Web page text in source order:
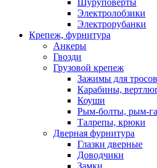
Электролобзики
Электрорубанки
Крепеж, фурнитура
Анкеры
Гвозди
Грузовой крепеж
Зажимы для
Карабины,
Коуши
Рым-болты, рым-
Талрепы, крюки
Дверная фурнитура
Глазки дверные
Доводчики
Замки